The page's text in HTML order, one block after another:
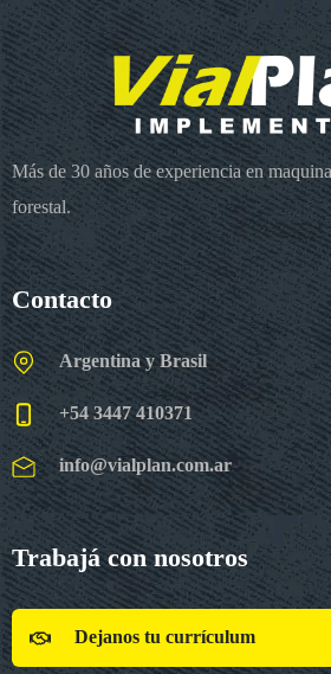
Más de 30 años de experiencia en
forestal.
Contacto
Argentina y Brasil
+54 3447 410371
info@vialplan.com.ar
Trabajá con nosotros
Dejanos tu currículum